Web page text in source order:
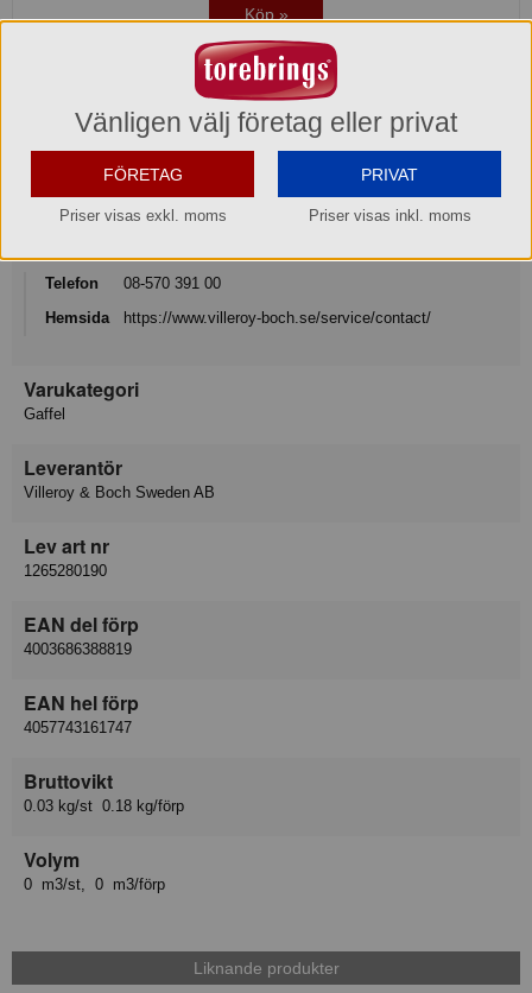
Köp »
Produktinformation
Varumärke
Villeroy & Boch Signature
Konsumentkontakt
Telefon
08-570 391 00
Hemsida
https://www.villeroy-boch.se/service/contact/
Varukategori
Gaffel
Leverantör
Villeroy & Boch Sweden AB
Lev art nr
1265280190
EAN del förp
4003686388819
EAN hel förp
4057743161747
Bruttovikt
0.03 kg/st 0.18 kg/förp
Volym
0 m3/st, 0 m3/förp
Liknande produkter
Vänligen välj företag eller privat
FÖRETAG
Priser visas exkl. moms
PRIVAT
Priser visas inkl. moms